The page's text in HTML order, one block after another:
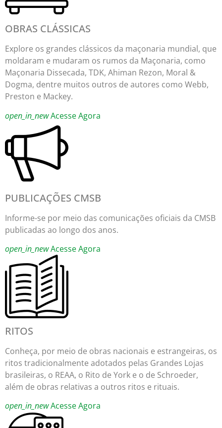
OBRAS CLÁSSICAS
Explore os grandes clássicos da maçonaria mundial, que
moldaram e mudaram os rumos da Maçonaria, como
Maçonaria Dissecada, TDK, Ahiman Rezon, Moral &
Dogma, dentre muitos outros de autores como Webb,
Preston e Mackey.
open_in_newAcesse Agora
PUBLICAÇÕES CMSB
Informe-se por meio das comunicações oficiais da CMSB
publicadas ao longo dos anos.
open_in_newAcesse Agora
RITOS
Conheça, por meio de obras nacionais e estrangeiras, os
ritos tradicionalmente adotados pelas Grandes Lojas
brasileiras, o REAA, o Rito de York e o de Schroeder,
além de obras relativas a outros ritos e rituais.
open_in_newAcesse Agora